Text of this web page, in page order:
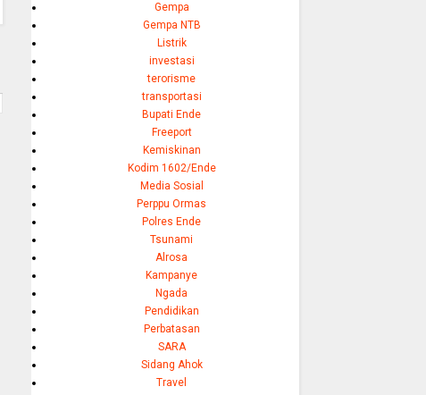
Gempa
Gempa NTB
Listrik
investasi
terorisme
transportasi
Bupati Ende
Freeport
Kemiskinan
Kodim 1602/Ende
Media Sosial
Perppu Ormas
Polres Ende
Tsunami
Alrosa
Kampanye
Ngada
Pendidikan
Perbatasan
SARA
Sidang Ahok
Travel